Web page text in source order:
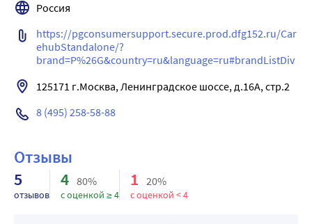
срезанию
сбалансированной ручкой оптимального веса для
комфортного бритья.
Mach3.
Россия
https://pgconsumersupport.secure.prod.dfg152.ru/Car
ehubStandalone/?
brand=P%26G&country=ru&language=ru#brandListDiv
8 (495) 258-58-88
Отзывы
5
отзывов
4 80%
с оценкой ≥ 4
1 20%
с оценкой < 4